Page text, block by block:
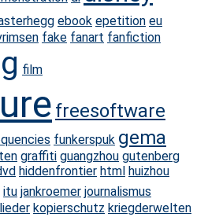
ebook epetition eu
fake fanart fanfiction
film
freesoftware
funkerspuk gema
graffiti guangzhou gutenberg
hiddenfrontier html huizhou
itu jankroemer journalismus
kopierschutz kriegderwelten